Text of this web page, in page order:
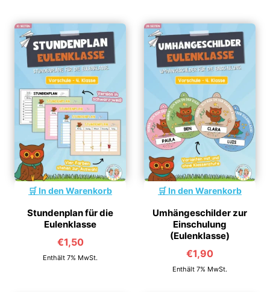
In den Warenkorb
Stundenplan für die
Eulenklasse
€1,50
Enthält 7% MwSt.
In den Warenkorb
Umhängeschilder zur
Einschulung
(Eulenklasse)
€1,90
Enthält 7% MwSt.